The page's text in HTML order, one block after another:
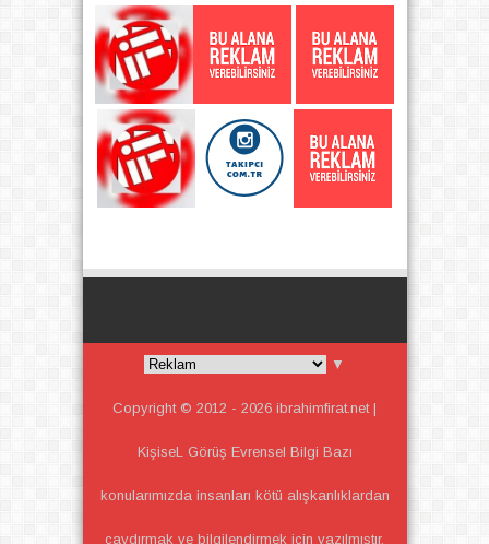
▼
Copyright © 2012 - 2026 ibrahimfirat.net |
KişiseL Görüş Evrensel Bilgi Bazı
konularımızda insanları kötü alışkanlıklardan
çaydırmak ve bilgilendirmek için yazılmıştır.